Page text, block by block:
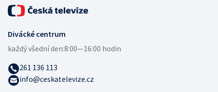
Divácké centrum
každý všední den:8:00—16:00 hodin
261 136 113
info@ceskatelevize.cz